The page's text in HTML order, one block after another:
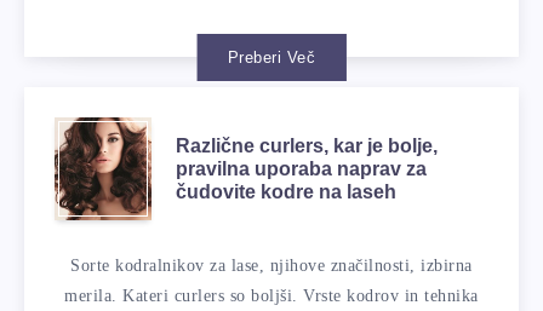
Preberi Več
Različne curlers, kar je bolje,
pravilna uporaba naprav za
čudovite kodre na laseh
Sorte kodralnikov za lase, njihove značilnosti, izbirna
merila. Kateri curlers so boljši. Vrste kodrov in tehnika